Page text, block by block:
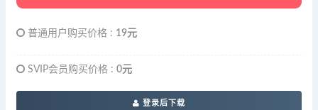
普通用户购买价格 : 19元
SVIP会员购买价格 : 0元
登录后下载